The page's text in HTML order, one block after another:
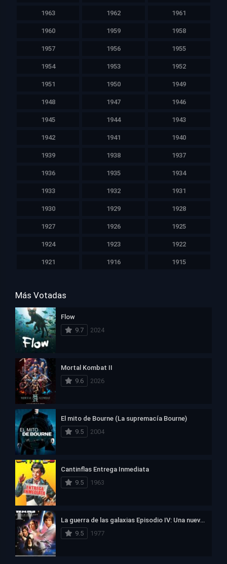
1963 1962 1961
1960 1959 1958
1957 1956 1955
1954 1953 1952
1951 1950 1949
1948 1947 1946
1945 1944 1943
1942 1941 1940
1939 1938 1937
1936 1935 1934
1933 1932 1931
1930 1929 1928
1927 1926 1925
1924 1923 1922
1921 1916 1915
Más Votadas
Flow
9.7
2024
Mortal Kombat II
9.6
2026
El mito de Bourne (La supremacía Bourne)
9.5
2004
Cantinflas Entrega Inmediata
9.5
1963
La guerra de las galaxias Episodio IV: Una nueva esperanza
9.5
1977